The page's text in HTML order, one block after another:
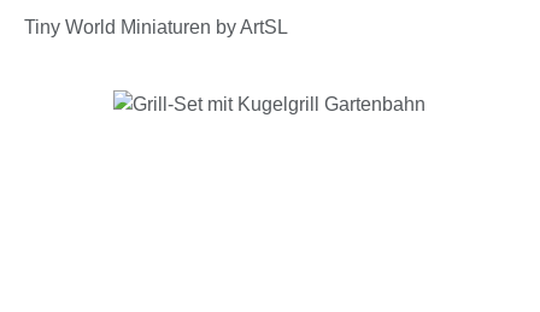
Tiny World Miniaturen by ArtSL
Bildergalerie überspringen